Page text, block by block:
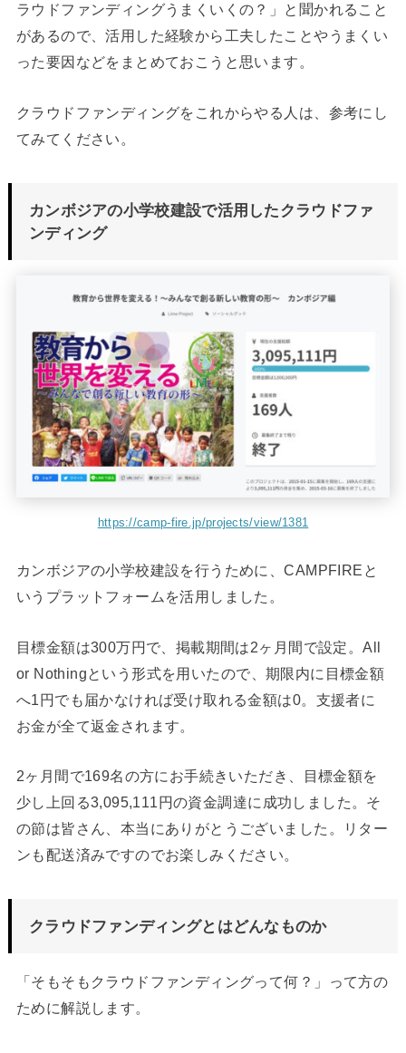
ラウドファンディングうまくいくの？」と聞かれること
があるので、活用した経験から工夫したことやうまくい
った要因などをまとめておこうと思います。
クラウドファンディングをこれからやる人は、参考にし
てみてください。
カンボジアの小学校建設で活用したクラウドファ
ンディング
https://camp-fire.jp/projects/view/1381
カンボジアの小学校建設を行うために、CAMPFIREと
いうプラットフォームを活用しました。
目標金額は300万円で、掲載期間は2ヶ月間で設定。All
or Nothingという形式を用いたので、期限内に目標金額
へ1円でも届かなければ受け取れる金額は0。支援者に
お金が全て返金されます。
2ヶ月間で169名の方にお手続きいただき、目標金額を
少し上回る3,095,111円の資金調達に成功しました。そ
の節は皆さん、本当にありがとうございました。リター
ンも配送済みですのでお楽しみください。
クラウドファンディングとはどんなものか
「そもそもクラウドファンディングって何？」って方の
ために解説します。